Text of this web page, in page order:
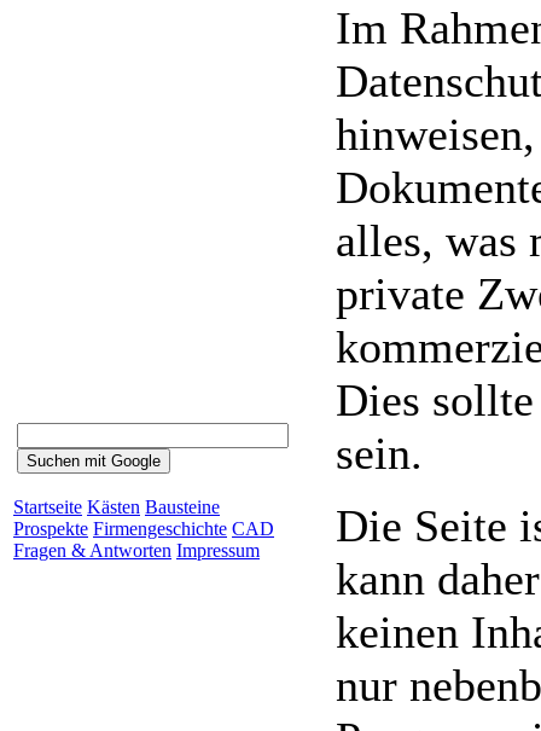
Startseite Kästen Bausteine
Prospekte Firmengeschichte CAD
Fragen & Antworten Impressum
Im
alles, was
private
Dies
sein.
Die Seite
kann
keinen
nur